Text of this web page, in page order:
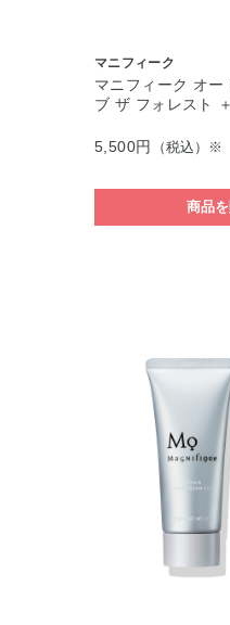
マニフィーク
マニフィーク オー
ブ ザ フォレスト
5,500円 （税込）※
商品